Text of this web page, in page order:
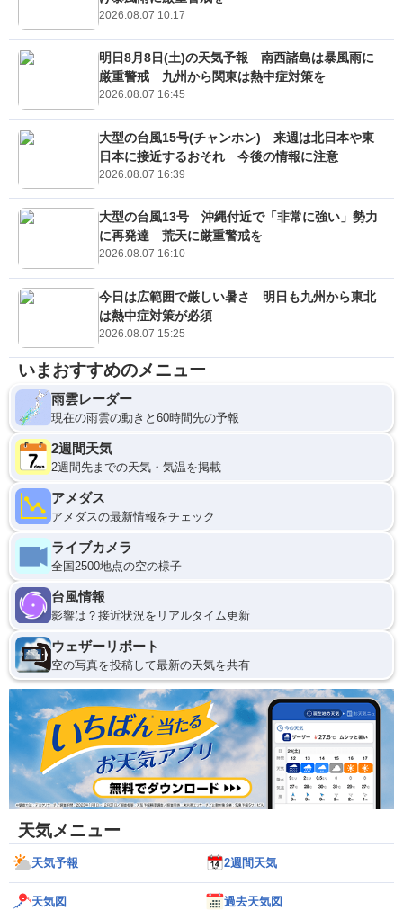
2026.08.07 10:17
明日8月8日(土)の天気予報 南西諸島は暴風雨に
厳重警戒 九州から関東は熱中症対策を
2026.08.07 16:45
大型の台風15号(チャンホン) 来週は北日本や東
日本に接近するおそれ 今後の情報に注意
2026.08.07 16:39
大型の台風13号 沖縄付近で「非常に強い」勢力
に再発達 荒天に厳重警戒を
2026.08.07 16:10
今日は広範囲で厳しい暑さ 明日も九州から東北
は熱中症対策が必須
2026.08.07 15:25
いまおすすめのメニュー
雨雲レーダー
現在の雨雲の動きと60時間先の予報
2週間天気
2週間先までの天気・気温を掲載
アメダス
アメダスの最新情報をチェック
ライブカメラ
全国2500地点の空の様子
台風情報
影響は？接近状況をリアルタイム更新
ウェザーリポート
空の写真を投稿して最新の天気を共有
天気メニュー
天気予報 2週間天気
天気図 過去天気図